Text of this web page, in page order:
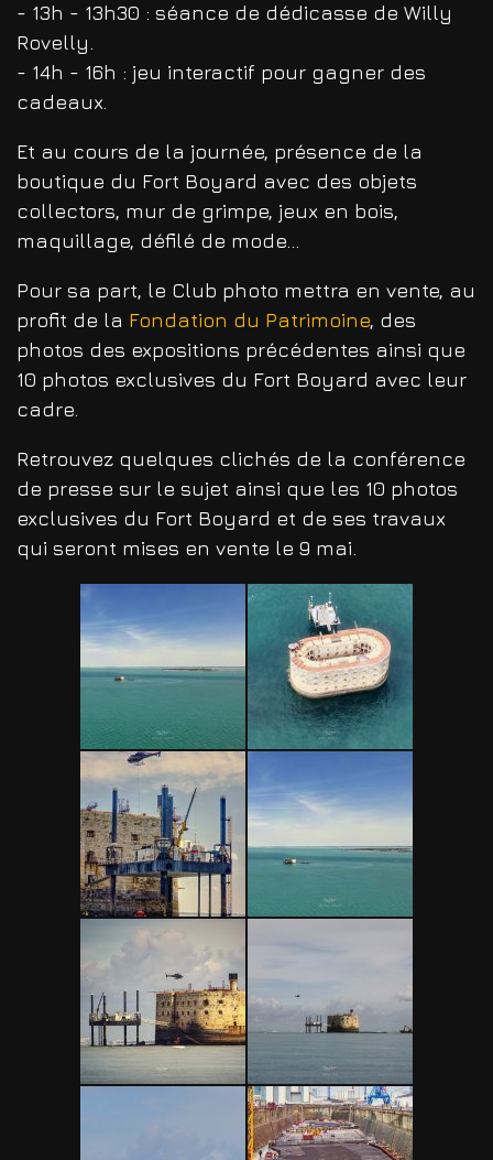
- 13h - 13h30 : séance de dédicasse de Willy
Rovelly.
- 14h - 16h : jeu interactif pour gagner des
cadeaux.
Et au cours de la journée, présence de la
boutique du Fort Boyard avec des objets
collectors, mur de grimpe, jeux en bois,
maquillage, défilé de mode...
Pour sa part, le Club photo mettra en vente, au
profit de la Fondation du Patrimoine, des
photos des expositions précédentes ainsi que
10 photos exclusives du Fort Boyard avec leur
cadre.
Retrouvez quelques clichés de la conférence
de presse sur le sujet ainsi que les 10 photos
exclusives du Fort Boyard et de ses travaux
qui seront mises en vente le 9 mai.